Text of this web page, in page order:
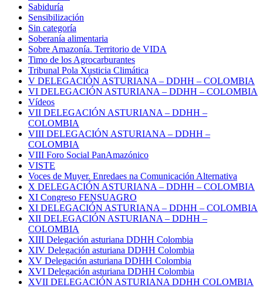
Sabiduría
Sensibilización
Sin categoría
Soberanía alimentaria
Sobre Amazonía. Territorio de VIDA
Timo de los Agrocarburantes
Tribunal Pola Xusticia Climática
V DELEGACIÓN ASTURIANA – DDHH – COLOMBIA
VI DELEGACIÓN ASTURIANA – DDHH – COLOMBIA
Vídeos
VII DELEGACIÓN ASTURIANA – DDHH –
COLOMBIA
VIII DELEGACIÓN ASTURIANA – DDHH –
COLOMBIA
VIII Foro Social PanAmazónico
VISTE
Voces de Muyer. Enredaes na Comunicación Alternativa
X DELEGACIÓN ASTURIANA – DDHH – COLOMBIA
XI Congreso FENSUAGRO
XI DELEGACIÓN ASTURIANA – DDHH – COLOMBIA
XII DELEGACIÓN ASTURIANA – DDHH –
COLOMBIA
XIII Delegación asturiana DDHH Colombia
XIV Delegación asturiana DDHH Colombia
XV Delegación asturiana DDHH Colombia
XVI Delegación asturiana DDHH Colombia
XVII DELEGACIÓN ASTURIANA DDHH COLOMBIA